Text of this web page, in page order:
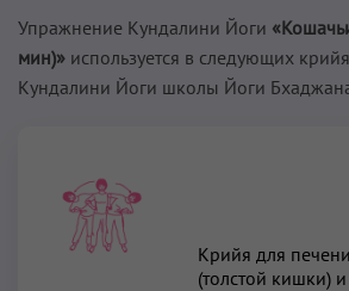
Упражнение Кундалини Йоги
мин)» используется в следующих
Кундалини Йоги школы Йоги
Крийя для
(толстой кишки)